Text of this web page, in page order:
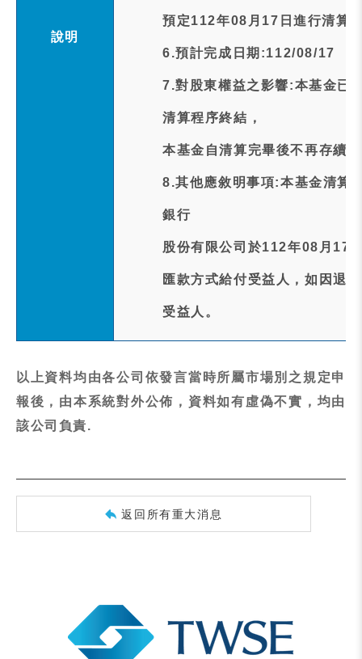
說明
預定112年08月17日進行清算
6.預計完成日期:112/08/17
7.對股東權益之影響:本基金已
清算程序終結，
本基金自清算完畢後不再存續。
8.其他應敘明事項:本基金清算
銀行
股份有限公司於112年08月17
匯款方式給付受益人，如因退
受益人。
以上資料均由各公司依發言當時所屬市場別之規定申
報後，由本系統對外公佈，資料如有虛偽不實，均由
該公司負責.
返回所有重大消息